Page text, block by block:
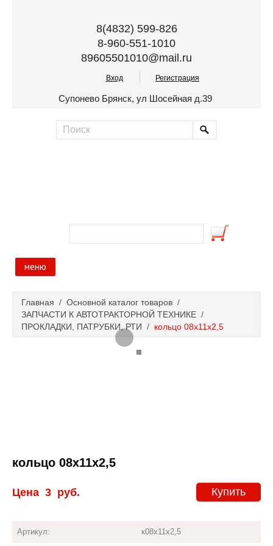
8(4832) 599-826
8-960-551-1010
89605501010@mail.ru
Вход Регистрация
Супонево Брянск, ул Шосейная д.39
меню
Основной каталог товаров
Главная / Основной каталог товаров /
ЗАПЧАСТИ К АВТОТРАКТОРНОЙ ТЕХНИКЕ /
ПРОКЛАДКИ, ПАТРУБКИ, РТИ / кольцо 08х11х2,5
кольцо 08х11х2,5
Купить
Цена 3 руб.
Артикул: к08х11х2,5